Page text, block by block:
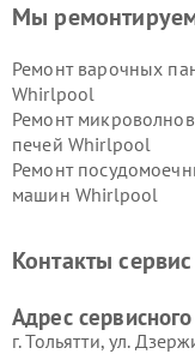
Мы
Ремонт варочных
Whirlpool
Ремонт
печей Whirlpool
Ремонт
машин Whirlpool
Контакты
Адрес
г. Тольятти, ул.